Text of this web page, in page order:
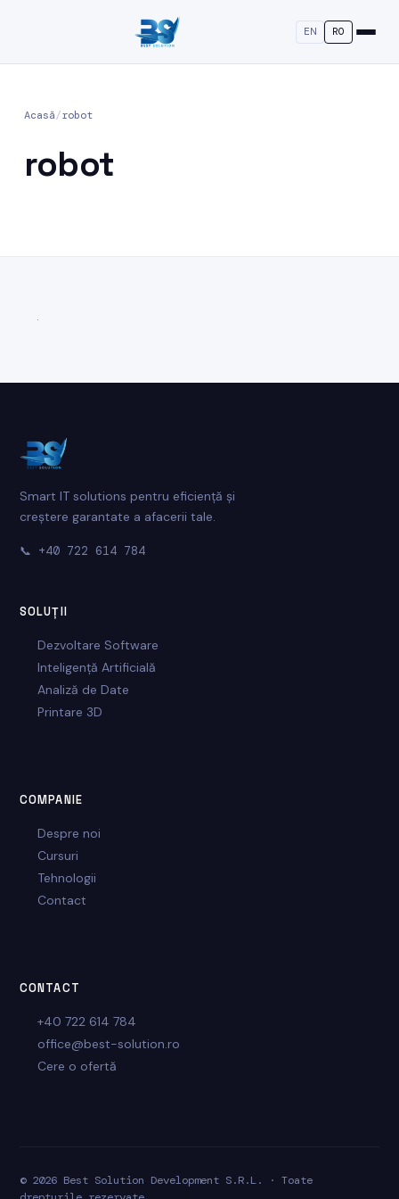
EN RO
Acasă/robot
robot
Smart IT solutions pentru eficiență și
creștere garantate a afacerii tale.
📞 +40 722 614 784
SOLUȚII
Dezvoltare Software
Inteligență Artificială
Analiză de Date
Printare 3D
COMPANIE
Despre noi
Cursuri
Tehnologii
Contact
CONTACT
+40 722 614 784
office@best-solution.ro
Cere o ofertă
© 2026 Best Solution Development S.R.L. · Toate